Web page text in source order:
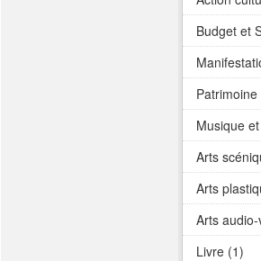
Budget et
Patrimoine
Musique
Arts
Arts
Arts
Livre (1)